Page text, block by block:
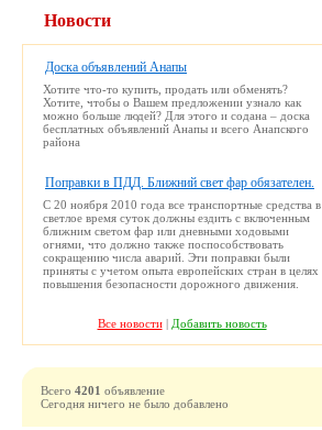
Новости
Доска объявлений Анапы
Хотите что-то купить, продать или обменять?
Хотите, чтобы о Вашем предложении узнало как
можно больше людей? Для этого и содана – доска
бесплатных объявлений Анапы и всего Анапского
района
Поправки в ПДД. Ближний свет фар обязателен.
С 20 ноября 2010 года все транспортные средства в
светлое время суток должны ездить с включенным
ближним светом фар или дневными ходовыми
огнями, что должно также поспособствовать
сокращению числа аварий. Эти поправки были
приняты с учетом опыта европейских стран в целях
повышения безопасности дорожного движения.
Все новости| Добавить новость
Всего 4201 объявление
Сегодня ничего не было добавлено